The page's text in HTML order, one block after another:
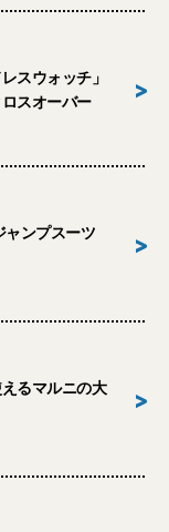
スウォッチ」
スオーバー
>
ャンプスーツ
>
るマルニの大
>